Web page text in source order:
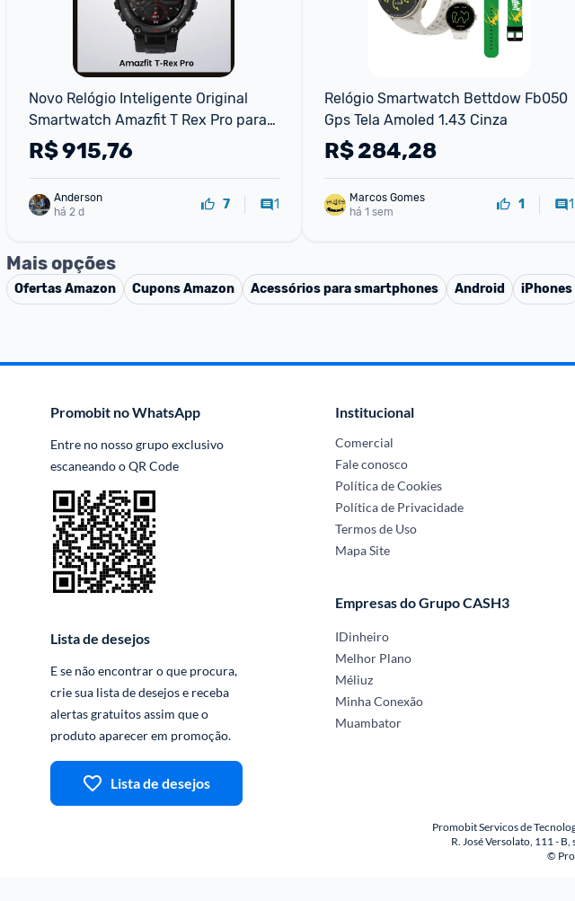
Novo Relógio Inteligente Original
Smartwatch Amazfit T Rex Pro para
Homens com GPS à Prova D'água -
IOS e Android
R$915,76
Anderson
há 2 d
7 1
Relógio Smartwatch Bettdow Fb050
Gps Tela Amoled 1.43 Cinza
R$284,28
Marcos Gomes
há 1 sem
1 1
Mais opções
OfertasAmazon CuponsAmazon Acessórios para smartphones Android iPhones
Promobit no WhatsApp
Entre no nosso grupo exclusivo
escaneando o QR Code
Lista de desejos
E se não encontrar o que procura,
crie sua lista de desejos e receba
alertas gratuitos assim que o
produto aparecer em promoção.
Lista de desejos
Institucional
Comercial
Fale conosco
Política de Cookies
Política de Privacidade
Termos de Uso
Mapa Site
Empresas do Grupo CASH3
IDinheiro
Melhor Plano
Méliuz
Minha Conexão
Muambator
Promobit Servicos de
R. José Versolato, 111 -
©